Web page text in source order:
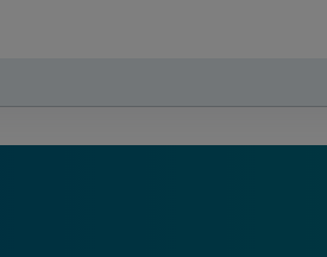
für Menschen mit